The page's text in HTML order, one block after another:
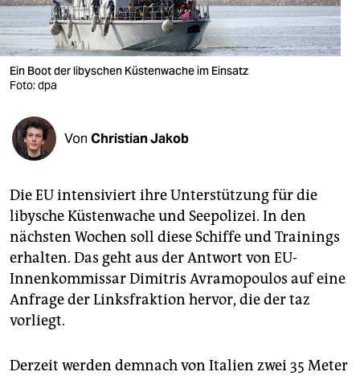
wahrheit
verlag
verlag
veranstaltungen
shop
unterstützen
abo
genossenschaft
epaper login
Ein Boot der libyschen Küstenwache im Einsatz
Foto: dpa
Von Christian Jakob
Die EU intensiviert ihre Unterstützung für die
libysche Küstenwache und Seepolizei. In den
nächsten Wochen soll diese Schiffe und Trainings
erhalten. Das geht aus der Antwort von EU-
Innenkommissar Dimitris Avramopoulos auf eine
Anfrage der Linksfraktion hervor, die der taz
vorliegt.
Derzeit werden demnach von Italien zwei 35 Meter